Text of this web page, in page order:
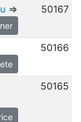
⇒ 50167
50166
50165